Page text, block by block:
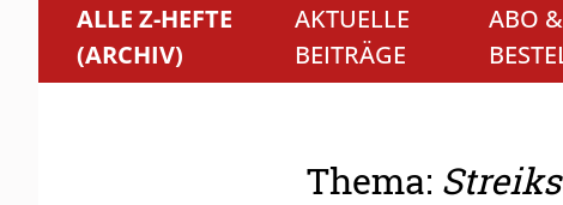
ALLE Z-HEFTE
(ARCHIV)
AKTUELLE
BEITRÄGE
ABO &
Thema: